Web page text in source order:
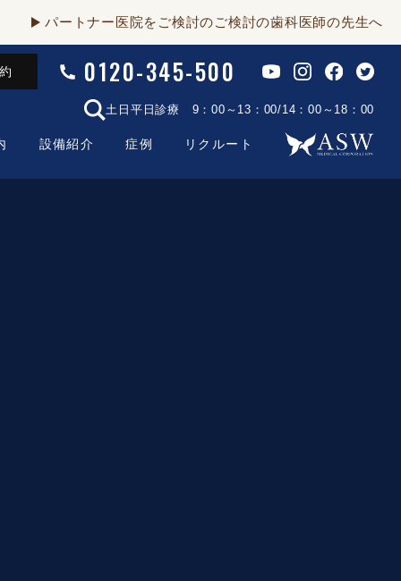
パートナー医院をご検討のご検討の歯科医師の先生へ
0120-345-500
土日平日診療 9：00～13：00/14：00～18：00
設備紹介 症例 リクルート